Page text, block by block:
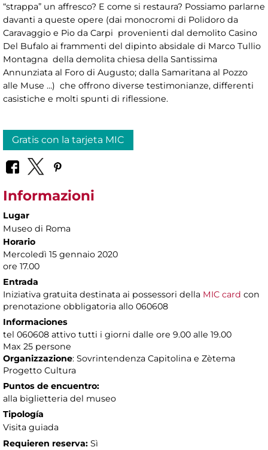
“strappa” un affresco? E come si restaura? Possiamo parlarne
davanti a queste opere (dai monocromi di Polidoro da
Caravaggio e Pio da Carpi provenienti dal demolito Casino
Del Bufalo ai frammenti del dipinto absidale di Marco Tullio
Montagna della demolita chiesa della Santissima
Annunziata al Foro di Augusto; dalla Samaritana al Pozzo
alle Muse …) che offrono diverse testimonianze, differenti
casistiche e molti spunti di riflessione.
Gratis con la tarjeta MIC
Informazioni
Lugar
Museo di Roma
Horario
Mercoledì 15 gennaio 2020
ore 17.00
Entrada
Iniziativa gratuita destinata ai possessori della MIC card con
prenotazione obbligatoria allo 060608
Informaciones
tel 060608 attivo tutti i giorni dalle ore 9.00 alle 19.00
Max 25 persone
Organizzazione: Sovrintendenza Capitolina e Zètema
Progetto Cultura
Puntos de encuentro:
alla biglietteria del museo
Tipología
Visita guiada
Requieren reserva: Sì